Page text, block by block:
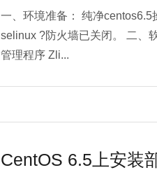
一、环境准备： 纯净
selinux ?防火墙已关闭。 二、
管理程序 Zli...
CentOS 6.5上安装